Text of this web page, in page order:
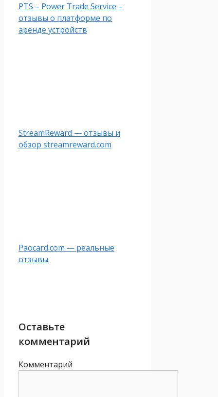
PTS – Power Trade Service –
отзывы о платформе по
аренде устройств
StreamReward — отзывы и
обзор streamreward.com
Paocard.com — реальные
отзывы
Оставьте
комментарий
Комментарий